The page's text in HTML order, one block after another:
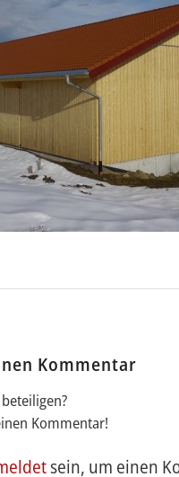
Kommentar
Kommentar!
sein, um einen